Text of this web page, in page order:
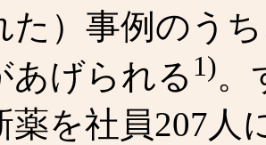
た）事例のう
あげられる 1)。
薬を社員207人